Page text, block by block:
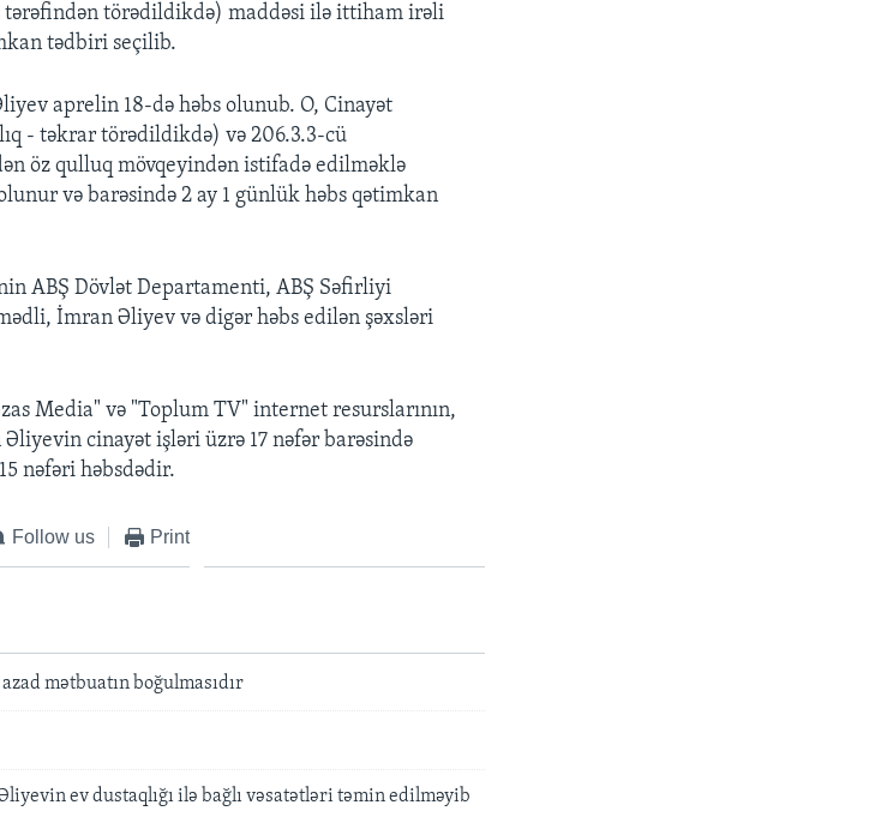
tərəfindən törədildikdə) maddəsi ilə ittiham irəli
tədbiri seçilib.
aprelin 18-də həbs olunub. O, Cinayət
- təkrar törədildikdə) və 206.3.3-cü
öz qulluq mövqeyindən istifadə edilməklə
və barəsində 2 ay 1 günlük həbs qətimkan
ABŞ Dövlət Departamenti, ABŞ Səfirliyi
İmran Əliyev və digər həbs edilən şəxsləri
Media" və "Toplum TV" internet resurslarının,
cinayət işləri üzrə 17 nəfər barəsində
nəfəri həbsdədir.
Follow us Print
mətbuatın boğulmasıdır
ev dustaqlığı ilə bağlı vəsatətləri təmin edilməyib